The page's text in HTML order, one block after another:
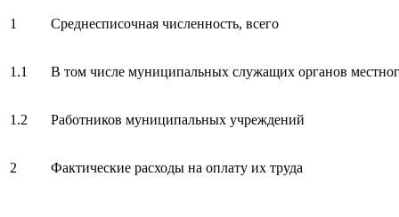
1 Среднесписочная численность, всего
1.1 В том числе муниципальных служащих органов
1.2 Работников муниципальных учреждений
2 Фактические расходы на оплату их труда